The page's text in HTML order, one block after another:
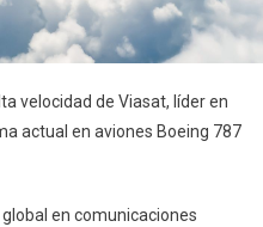
velocidad de Viasat, líder en
actual en aviones Boeing 787
en comunicaciones